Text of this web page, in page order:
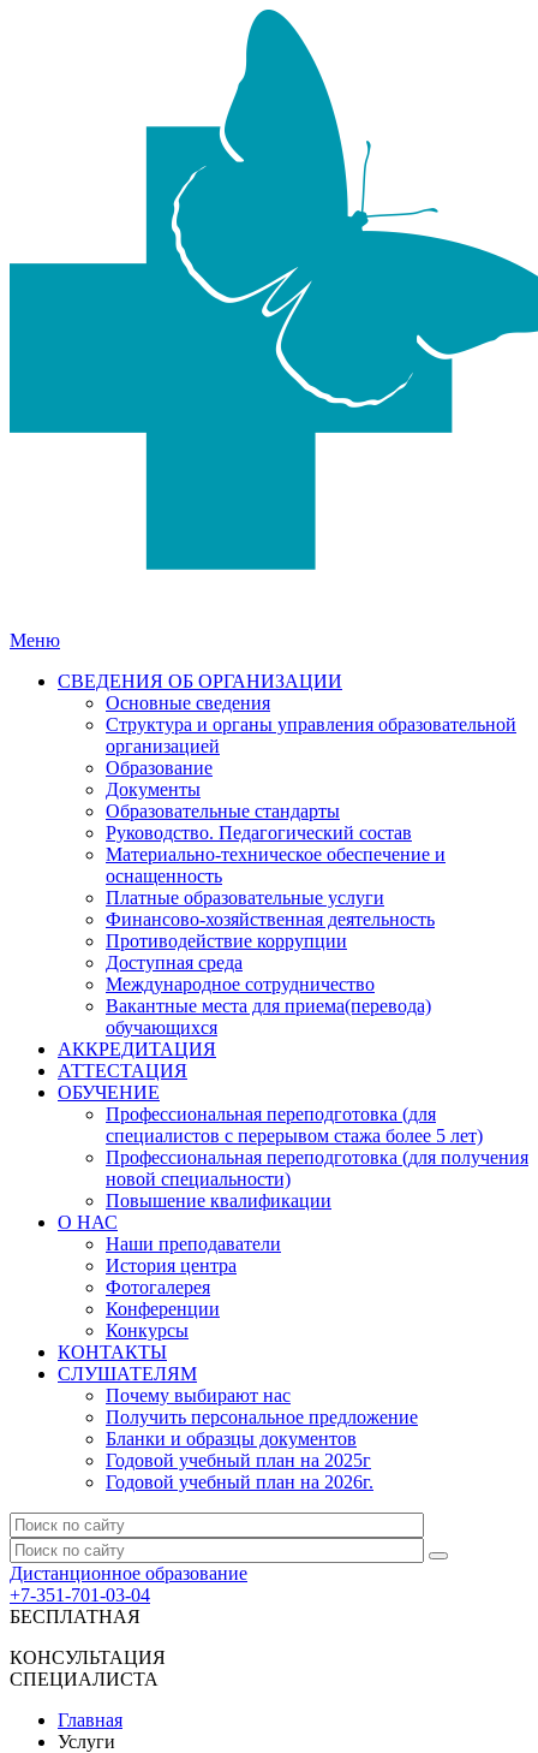
Меню
СВЕДЕНИЯ ОБ ОРГАНИЗАЦИИ
Основные сведения
Структура и органы управления образовательной
организацией
Образование
Документы
Образовательные стандарты
Руководство. Педагогический состав
Материально-техническое обеспечение и
оснащенность
Платные образовательные услуги
Финансово-хозяйственная деятельность
Противодействие коррупции
Доступная среда
Международное сотрудничество
Вакантные места для приема(перевода)
обучающихся
АККРЕДИТАЦИЯ
АТТЕСТАЦИЯ
ОБУЧЕНИЕ
Профессиональная переподготовка (для
специалистов с перерывом стажа более 5 лет)
Профессиональная переподготовка (для получения
новой специальности)
Повышение квалификации
О НАС
Наши преподаватели
История центра
Фотогалерея
Конференции
Конкурсы
КОНТАКТЫ
СЛУШАТЕЛЯМ
Почему выбирают нас
Получить персональное предложение
Бланки и образцы документов
Годовой учебный план на 2025г
Годовой учебный план на 2026г.
Дистанционное образование
+7-351-701-03-04
БЕСПЛАТНАЯ
КОНСУЛЬТАЦИЯ
СПЕЦИАЛИСТА
Главная
Услуги